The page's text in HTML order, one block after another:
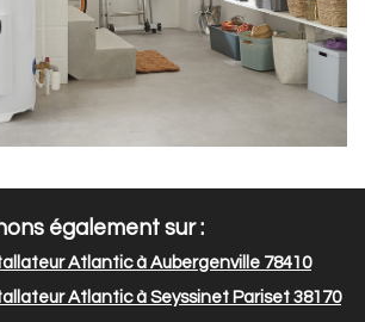
également sur :
Atlantic à Aubergenville 78410
Atlantic à Seyssinet Pariset 38170